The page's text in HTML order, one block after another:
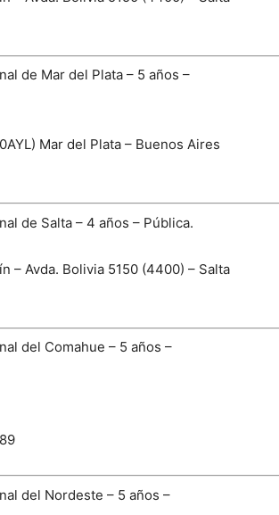
de Mar del Plata – 5 años –
Mar del Plata – Buenos Aires
de Salta – 4 años – Pública.
– Avda. Bolivia 5150 (4400) – Salta
del Comahue – 5 años –
del Nordeste – 5 años –